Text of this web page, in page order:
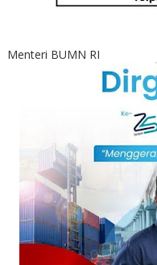
Menteri BUMN RI